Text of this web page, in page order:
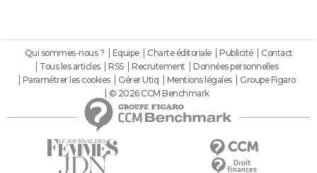
Qui sommes-nous ? Equipe Charte éditoriale Publicité
Contact
Tous les articles
RSS Recrutement
Données personnelles
Paramétrer les cookies
Gérer Utiq Mentions légales
Groupe Figaro
© 2026 CCM Benchmark